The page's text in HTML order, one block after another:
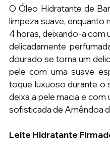
O Óleo Hidratante de
limpeza suave, enquanto
4 horas, deixando-a com
delicadamente
dourado se torna um
pele com uma suave
toque luxuoso durante o
deixa a pele macia e
sofisticada de Amêndoa
Leite Hidratante